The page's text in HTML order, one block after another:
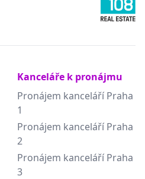
Kanceláře k pronájmu
Pronájem kanceláří Praha
1
Pronájem kanceláří Praha
2
Pronájem kanceláří Praha
3